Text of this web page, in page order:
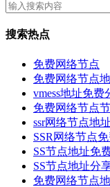
搜索热点
免费网络节点
免费网络节点
vmess地址免费
免费网络节点
ssr网络节点地
SSR网络节点
SS节点地址免
SS节点地址分
免费网络节点